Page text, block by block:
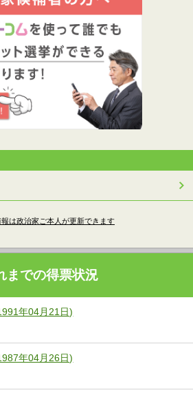
は政治家ご本人が更新できます
までの得票状況
年04月21日)
年04月26日)